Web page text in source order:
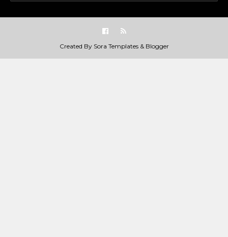
Created By Sora Templates& Blogger